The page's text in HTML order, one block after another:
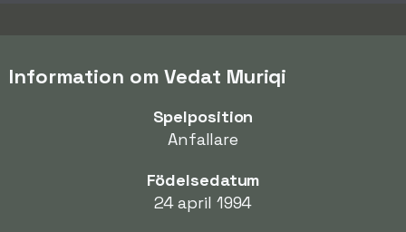
Information om Vedat Muriqi
Spelposition
Anfallare
Födelsedatum
24 april 1994